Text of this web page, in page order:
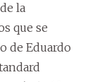
la
que se
de Eduardo